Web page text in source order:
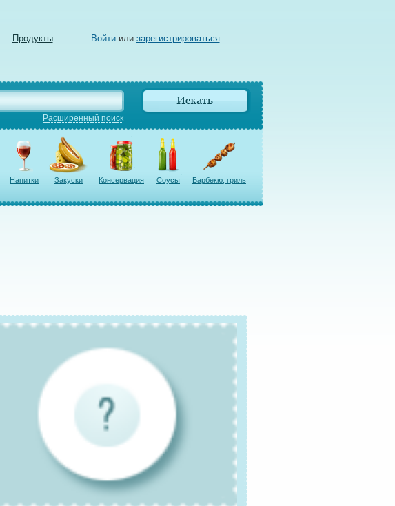
Продукты Войтиили зарегистрироваться
Расширенный поиск
Напитки Закуски Консервация Соусы Барбекю, гриль